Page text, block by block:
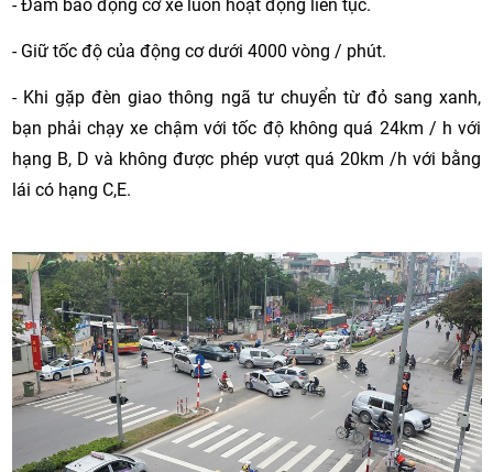
- Đảm bảo động cơ xe luôn hoạt động liên tục.
- Giữ tốc độ của động cơ dưới 4000 vòng / phút.
- Khi gặp đèn giao thông ngã tư chuyển từ đỏ sang xanh,
bạn phải chạy xe chậm với tốc độ không quá 24km / h với
hạng B, D và không được phép vượt quá 20km /h với bằng
lái có hạng C,E.